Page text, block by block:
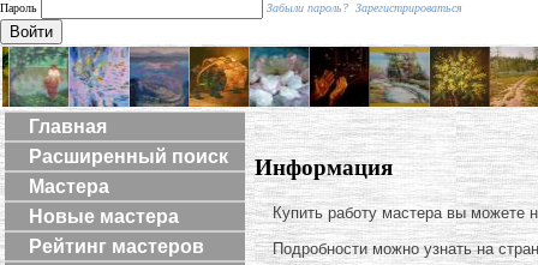
Пароль
Забыли пароль? Зарегистрироваться
Войти
Главная
Расширенный поиск
Мастера
Новые мастера
Рейтинг мастеров
Информация
Купить работу мастера вы можете
Подробности можно узнать на